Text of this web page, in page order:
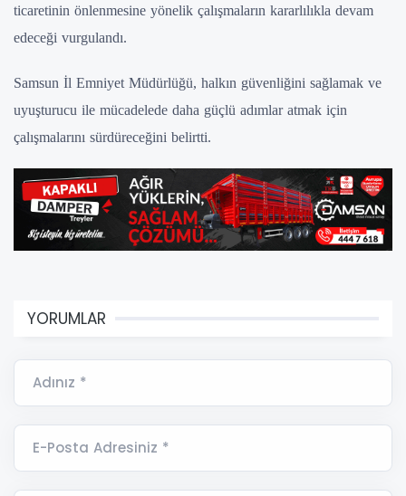
ticaretinin önlenmesine yönelik çalışmaların kararlılıkla devam
edeceği vurgulandı.
Samsun İl Emniyet Müdürlüğü, halkın güvenliğini sağlamak ve
uyuşturucu ile mücadelede daha güçlü adımlar atmak için
çalışmalarını sürdüreceğini belirtti.
YORUMLAR
Adınız *
E-Posta Adresiniz *